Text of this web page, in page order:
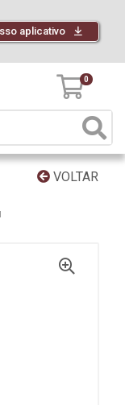
aplicativo
0
VOLTAR